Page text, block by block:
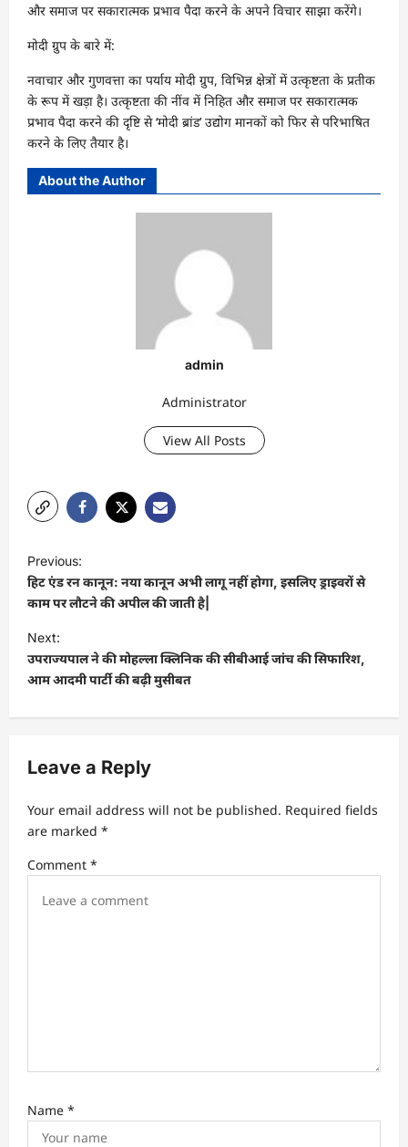
और समाज पर सकारात्मक प्रभाव पैदा करने के अपने विचार साझा करेंगे।
मोदी ग्रुप के बारे में:
नवाचार और गुणवत्ता का पर्याय मोदी ग्रुप, विभिन्न क्षेत्रों में उत्कृष्टता के प्रतीक
के रूप में खड़ा है। उत्कृष्टता की नींव में निहित और समाज पर सकारात्मक
प्रभाव पैदा करने की दृष्टि से ‘मोदी ब्रांड’ उद्योग मानकों को फिर से परिभाषित
करने के लिए तैयार है।
About the Author
admin
Administrator
View All Posts
o
s
t
n
a
v
g
a
t
i
Previous:
हिट एंड रन कानून: नया कानून अभी लागू नहीं होगा, इसलिए ड्राइवरों से
काम पर लौटने की अपील की जाती है|
Next:
उपराज्यपाल ने की मोहल्ला क्लिनिक की सीबीआई जांच की सिफारिश,
आम आदमी पार्टी की बढ़ी मुसीबत
Leave a Reply
Your email address will not be published. Required fields
are marked *
Comment *
Name *